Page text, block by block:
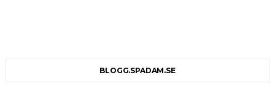
BLOGG.SPADAM.SE